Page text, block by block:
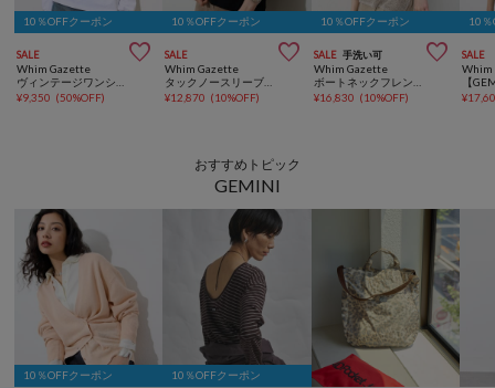
10％OFFクーポン
SALE 
Whim Gazette
¥9,350 (50%OFF)
10％OFFクーポン
SALE 
Whim Gazette
¥12,870 (10%OFF)
10％OFFクーポン
SALE 手洗い可 
Whim Gazette
¥16,830 (10%OFF)
10％
SALE
Whim
¥
おすすめトピック
GEMINI
10％OFFクーポン 10％OFFクーポン